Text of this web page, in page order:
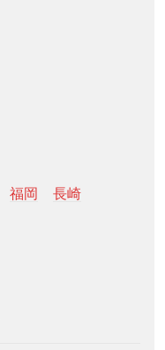
福岡
長崎